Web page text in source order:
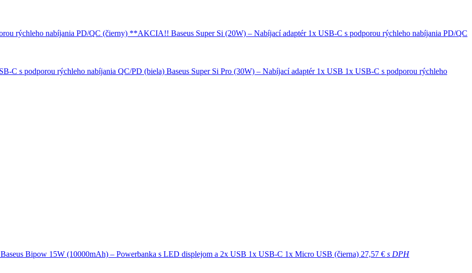
Baseus Super Si (20W) – Nabíjací adaptér 1x USB-C s podporou rýchleho nabíjania PD/QC
Baseus Super Si Pro (30W) – Nabíjací adaptér 1x USB 1x USB-C s podporou rýchleho
Baseus Bipow 15W (10000mAh) – Powerbanka s LED displejom a 2x USB 1x USB-C 1x Micro USB (čierna) 27,57 € s DPH